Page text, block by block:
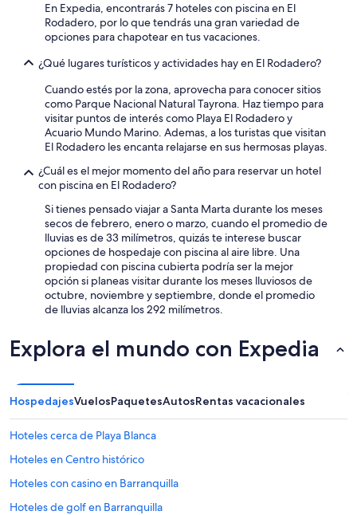
En Expedia, encontrarás 7 hoteles con piscina en El
Rodadero, por lo que tendrás una gran variedad de
opciones para chapotear en tus vacaciones.
¿Qué lugares turísticos y actividades hay en El Rodadero?
Cuando estés por la zona, aprovecha para conocer sitios
como Parque Nacional Natural Tayrona. Haz tiempo para
visitar puntos de interés como Playa El Rodadero y
Acuario Mundo Marino. Ademas, a los turistas que visitan
El Rodadero les encanta relajarse en sus hermosas playas.
¿Cuál es el mejor momento del año para reservar un hotel
con piscina en El Rodadero?
Si tienes pensado viajar a Santa Marta durante los meses
secos de febrero, enero o marzo, cuando el promedio de
lluvias es de 33 milímetros, quizás te interese buscar
opciones de hospedaje con piscina al aire libre. Una
propiedad con piscina cubierta podría ser la mejor
opción si planeas visitar durante los meses lluviosos de
octubre, noviembre y septiembre, donde el promedio
de lluvias alcanza los 292 milímetros.
Explora el mundo con Expedia
HospedajesVuelosPaquetesAutosRentas vacacionales
Hoteles cerca de Playa Blanca
Hoteles en Centro histórico
Hoteles con casino en Barranquilla
Hoteles de golf en Barranquilla